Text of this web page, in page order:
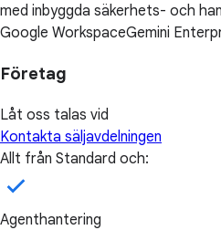
med inbyggda säkerhets- och
Google WorkspaceGemini
Företag
Låt oss talas vid
Kontakta säljavdelningen
Allt från Standard och:
Agenthantering